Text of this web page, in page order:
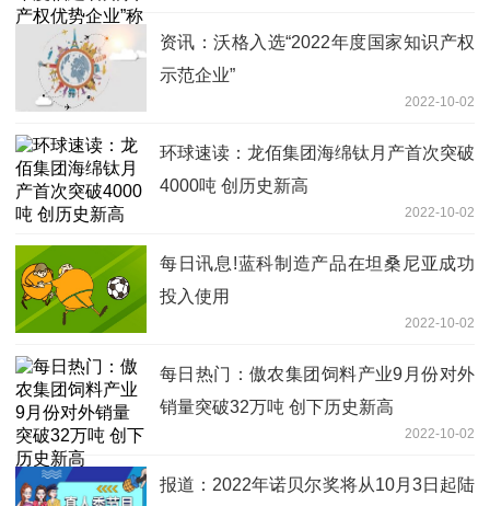
资讯：沃格入选“2022年度国家知识产权
示范企业”
2022-10-02
环球速读：龙佰集团海绵钛月产首次突破
4000吨 创历史新高
2022-10-02
每日讯息!蓝科制造产品在坦桑尼亚成功
投入使用
2022-10-02
每日热门：傲农集团饲料产业9月份对外
销量突破32万吨 创下历史新高
2022-10-02
报道：2022年诺贝尔奖将从10月3日起陆